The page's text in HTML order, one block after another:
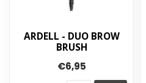
ARDELL - DUO BROW
BRUSH
€6,95